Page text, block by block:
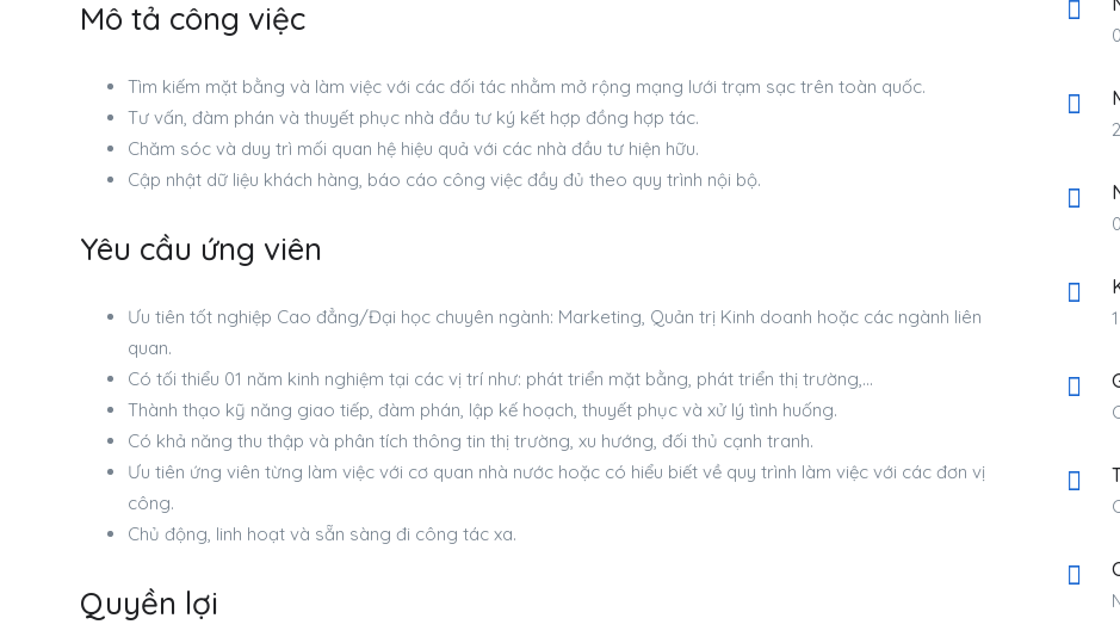
Mô tả công việc
Tìm kiếm mặt bằng và làm việc với các đối tác nhằm mở rộng mạng lưới trạm sạc trên toàn quốc.
Tư vấn, đàm phán và thuyết phục nhà đầu tư ký kết hợp đồng hợp tác.
Chăm sóc và duy trì mối quan hệ hiệu quả với các nhà đầu tư hiện hữu.
Cập nhật dữ liệu khách hàng, báo cáo công việc đầy đủ theo quy trình nội bộ.
Yêu cầu ứng viên
Ưu tiên tốt nghiệp Cao đẳng/Đại học chuyên ngành: Marketing, Quản trị Kinh doanh hoặc các ngành liên
quan.
Có tối thiểu 01 năm kinh nghiệm tại các vị trí như: phát triển mặt bằng, phát triển thị trường,…
Thành thạo kỹ năng giao tiếp, đàm phán, lập kế hoạch, thuyết phục và xử lý tình huống.
Có khả năng thu thập và phân tích thông tin thị trường, xu hướng, đối thủ cạnh tranh.
Ưu tiên ứng viên từng làm việc với cơ quan nhà nước hoặc có hiểu biết về quy trình làm việc với các đơn vị
công.
Chủ động, linh hoạt và sẵn sàng đi công tác xa.
Quyền lợi